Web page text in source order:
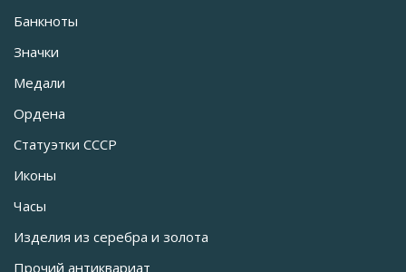
Банкноты
Значки
Медали
Ордена
Статуэтки СССР
Иконы
Часы
Изделия из серебра и золота
Прочий антиквариат